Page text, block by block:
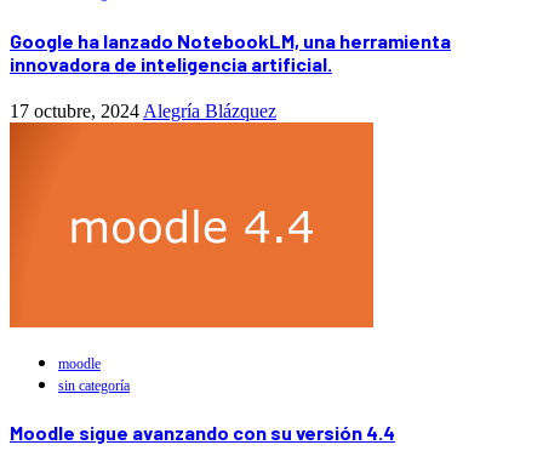
Google ha lanzado NotebookLM, una herramienta
innovadora de inteligencia artificial.
17 octubre, 2024 Alegría Blázquez
moodle
sin categoría
Moodle sigue avanzando con su versión 4.4